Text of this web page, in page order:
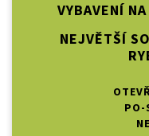
VYBAVENÍ
NEJVĚTŠÍ
PO-